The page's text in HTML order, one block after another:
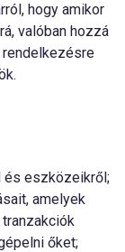
hogy amikor
valóban hozzá
rendelkezésre
és eszközeikről;
amelyek
őket;